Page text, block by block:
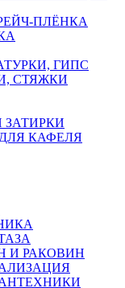
ПЛЁНКА
ГИПС
СТЯЖКИ
ЗАТИРКИ
КАФЕЛЯ
И РАКОВИН